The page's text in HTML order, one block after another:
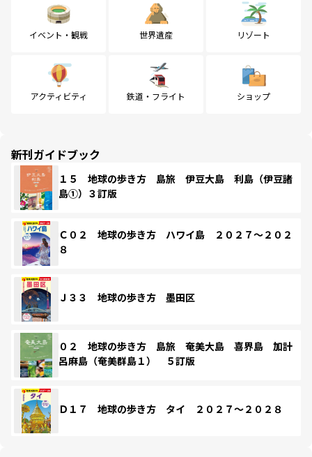
イベント・観戦 世界遺産 リゾート
アクティビティ 鉄道・フライト ショップ
新刊ガイドブック
１５ 地球の歩き方 島旅 伊豆大島 利島（伊豆諸
島①）３訂版
Ｃ０２ 地球の歩き方 ハワイ島 ２０２７～２０２
８
Ｊ３３ 地球の歩き方 墨田区
０２ 地球の歩き方 島旅 奄美大島 喜界島 加計
呂麻島（奄美群島１） ５訂版
Ｄ１７ 地球の歩き方 タイ ２０２７～２０２８